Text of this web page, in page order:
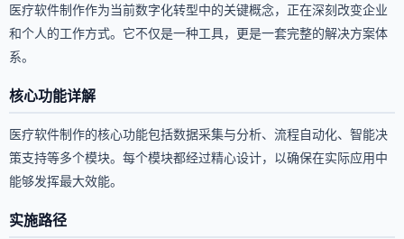
医疗软件制作作为当前数字化转型中的关键概念，正在深刻改变企业
和个人的工作方式。它不仅是一种工具，更是一套完整的解决方案体
系。
核心功能详解
医疗软件制作的核心功能包括数据采集与分析、流程自动化、智能决
策支持等多个模块。每个模块都经过精心设计，以确保在实际应用中
能够发挥最大效能。
实施路径